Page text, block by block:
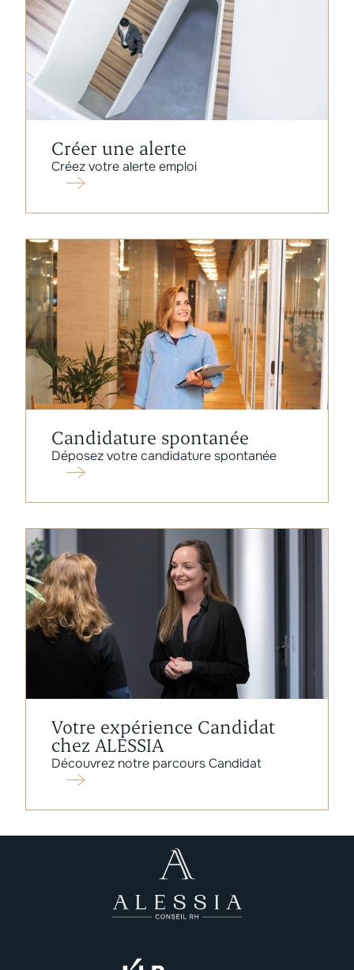
Créer une alerte
Créez votre alerte emploi
Candidature spontanée
Déposez votre candidature spontanée
Votre expérience Candidat
chez ALESSIA
Découvrez notre parcours Candidat